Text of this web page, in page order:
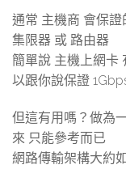
通常 主機商 會保
集限器 或 路由器
簡單說 主機上網卡
以跟你說保證
但這有用嗎？做為
來 只能參考而已
網路傳輸架構大約